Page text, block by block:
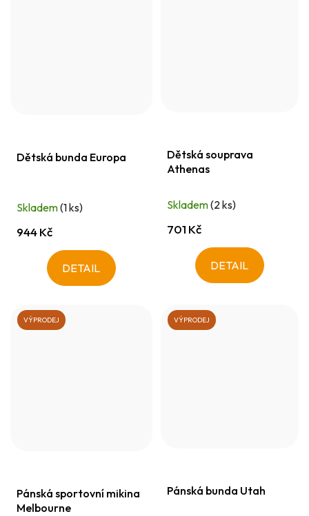
Dětská bunda Europa
Skladem(1 ks)
944 Kč
DETAIL
Dětská souprava
Athenas
Skladem(2 ks)
701 Kč
DETAIL
VÝPRODEJ
Pánská sportovní mikina
Melbourne
VÝPRODEJ
Pánská bunda Utah